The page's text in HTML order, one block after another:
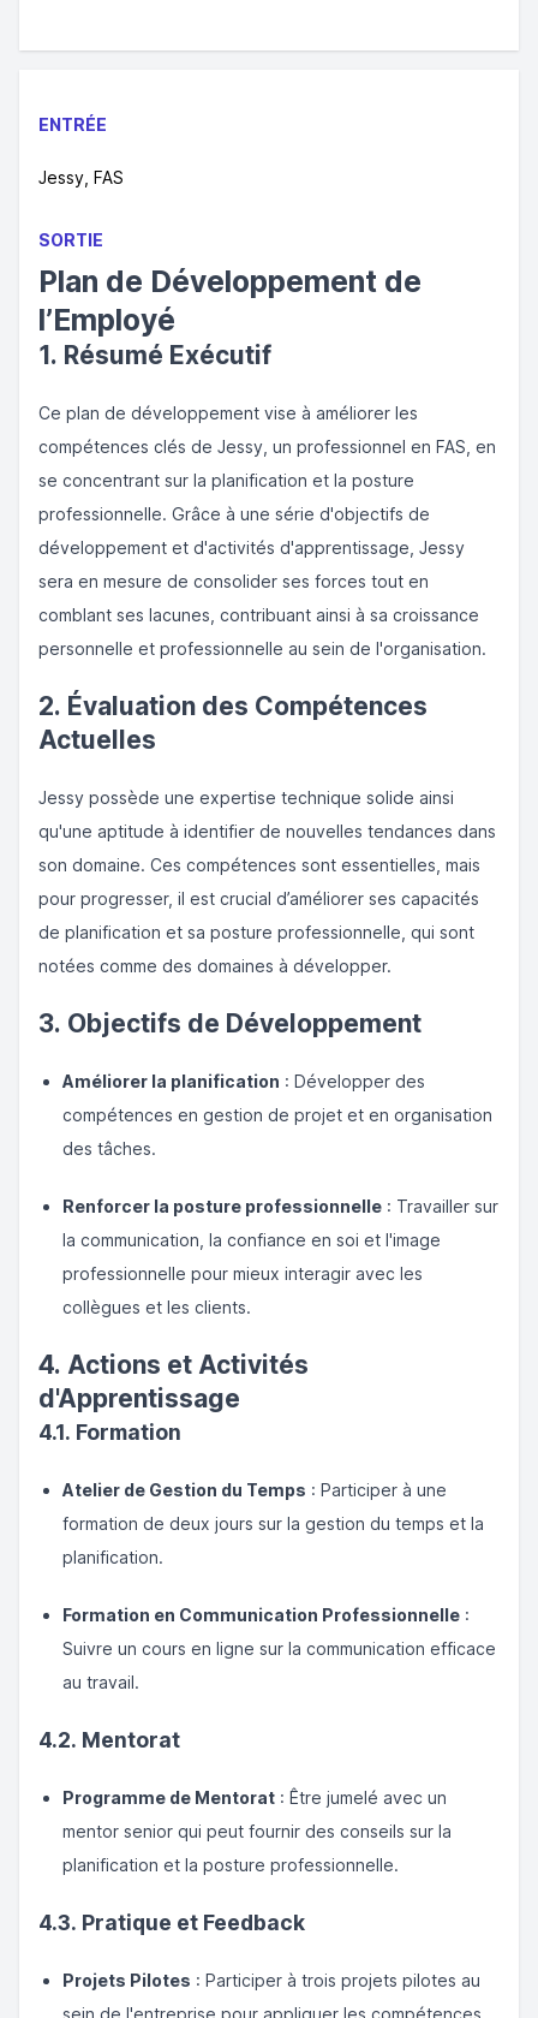
ENTRÉE
Jessy, FAS
SORTIE
Plan de Développement de
l’Employé
1. Résumé Exécutif
Ce plan de développement vise à améliorer les
compétences clés de Jessy, un professionnel en FAS, en
se concentrant sur la planification et la posture
professionnelle. Grâce à une série d'objectifs de
développement et d'activités d'apprentissage, Jessy
sera en mesure de consolider ses forces tout en
comblant ses lacunes, contribuant ainsi à sa croissance
personnelle et professionnelle au sein de l'organisation.
2. Évaluation des Compétences
Actuelles
Jessy possède une expertise technique solide ainsi
qu'une aptitude à identifier de nouvelles tendances dans
son domaine. Ces compétences sont essentielles, mais
pour progresser, il est crucial d’améliorer ses capacités
de planification et sa posture professionnelle, qui sont
notées comme des domaines à développer.
3. Objectifs de Développement
Améliorer la planification : Développer des
compétences en gestion de projet et en organisation
des tâches.
Renforcer la posture professionnelle : Travailler sur
la communication, la confiance en soi et l'image
professionnelle pour mieux interagir avec les
collègues et les clients.
4. Actions et Activités
d'Apprentissage
4.1. Formation
Atelier de Gestion du Temps : Participer à une
formation de deux jours sur la gestion du temps et la
planification.
Formation en Communication Professionnelle :
Suivre un cours en ligne sur la communication efficace
au travail.
4.2. Mentorat
Programme de Mentorat : Être jumelé avec un
mentor senior qui peut fournir des conseils sur la
planification et la posture professionnelle.
4.3. Pratique et Feedback
Projets Pilotes : Participer à trois projets pilotes au
sein de l'entreprise pour appliquer les compétences